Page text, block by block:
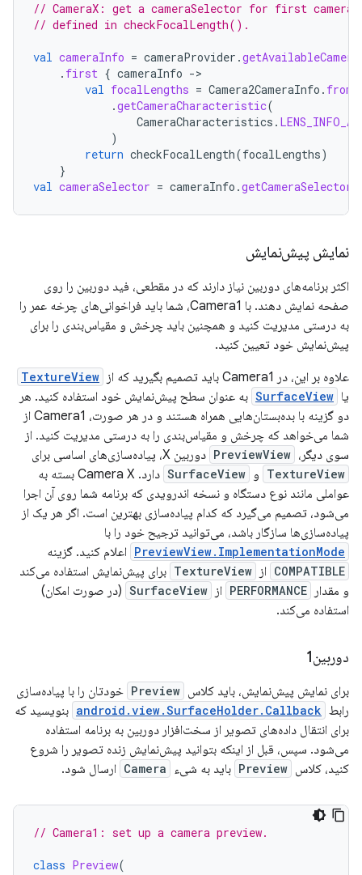
// CameraX: get a cameraSelector for first
// defined in checkFocalLength().
val cameraInfo = cameraProvider .
. first { cameraInfo ->
val focalLengths = Camera2CameraInfo . from
.getCameraCharacteristic(
CameraCharacteristics .
)
return checkFocalLength(focalLengths)
}
val cameraSelector = cameraInfo .getCameraSelector
نمایش پیش‌نمایش
اکثر برنامه‌های دوربین نیاز دارند که در مقطعی، فید دوربین را روی
صفحه نمایش دهند. با Camera1، شما باید فراخوانی‌های چرخه عمر را
به درستی مدیریت کنید و همچنین باید چرخش و مقیاس‌بندی را برای
پیش‌نمایش خود تعیین کنید.
علاوه بر این، در Camera1 باید تصمیم بگیرید که از
TextureView
یا SurfaceView به عنوان سطح پیش‌نمایش خود استفاده کنید. هر
دو گزینه با بده‌بستان‌هایی همراه هستند و در هر صورت، Camera1 از
شما می‌خواهد که چرخش و مقیاس‌بندی را به درستی مدیریت کنید. از
سوی دیگر، PreviewView دوربین X، پیاده‌سازی‌های اساسی برای
TextureView و SurfaceView
دارد. Camera X بسته به
عواملی مانند نوع دستگاه و نسخه اندرویدی که برنامه شما روی آن اجرا
می‌شود، تصمیم می‌گیرد که کدام پیاده‌سازی بهترین است. اگر هر یک از
پیاده‌سازی‌ها سازگار باشد، می‌توانید ترجیح خود را با
PreviewView.ImplementationMode اعلام کنید. گزینه
COMPATIBLE از TextureView برای پیش‌نمایش استفاده می‌کند
و مقدار
PERFORMANCE از SurfaceView (در صورت امکان)
استفاده می‌کند.
دوربین1
برای نمایش پیش‌نمایش، باید کلاس Preview خودتان را با پیاده‌سازی
رابط android.view.SurfaceHolder.Callback بنویسید که
برای انتقال داده‌های تصویر از سخت‌افزار دوربین به برنامه استفاده
می‌شود. سپس، قبل از اینکه بتوانید پیش‌نمایش زنده تصویر را شروع
کنید، کلاس Preview باید به شیء Camera ارسال شود.
// Camera1: set up a camera preview.
class Preview(